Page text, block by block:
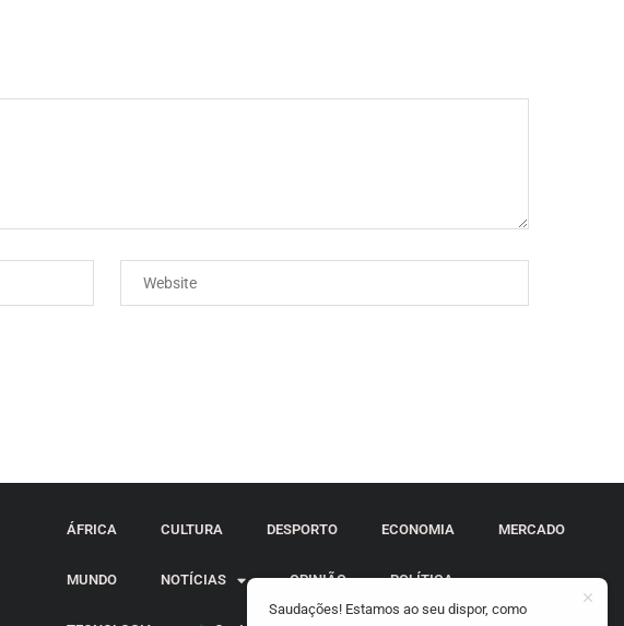
ÁFRICA CULTURA DESPORTO ECONOMIA MERCADO
MUNDO NOTÍCIAS OPINIÃO POLÍTICA
Saudações! Estamos ao seu dispor, como